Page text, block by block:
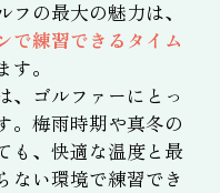
の最大の魅力は、
で練習できるタイム
す。
、ゴルファーにとっ
。梅雨時期や真冬の
も、快適な温度と最
ない環境で練習でき